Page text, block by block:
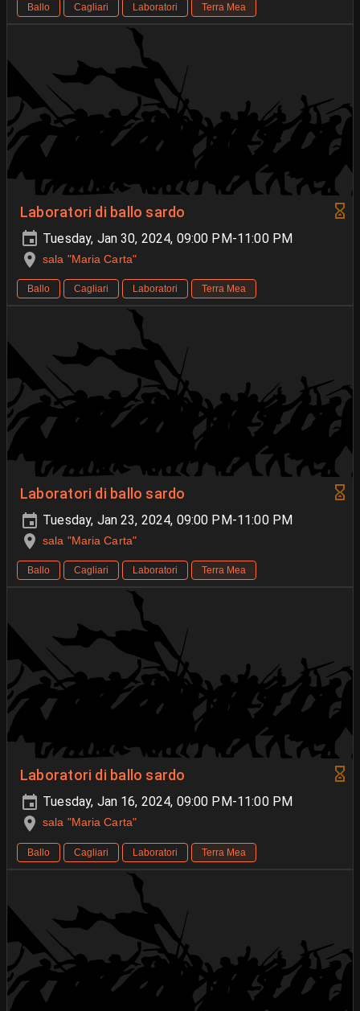
Ballo Cagliari Laboratori Terra Mea
Laboratori di ballo sardo
Tuesday, Jan 30, 2024, 09:00 PM-11:00 PM
sala "Maria Carta"
Ballo Cagliari Laboratori Terra Mea
Laboratori di ballo sardo
Tuesday, Jan 23, 2024, 09:00 PM-11:00 PM
sala "Maria Carta"
Ballo Cagliari Laboratori Terra Mea
Laboratori di ballo sardo
Tuesday, Jan 16, 2024, 09:00 PM-11:00 PM
sala "Maria Carta"
Ballo Cagliari Laboratori Terra Mea